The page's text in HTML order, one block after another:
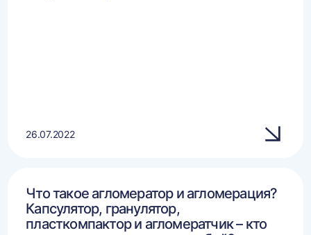
26.07.2022
Что такое агломератор и агломерация?
Капсулятор, гранулятор,
пласткомпактор и агломератчик – кто